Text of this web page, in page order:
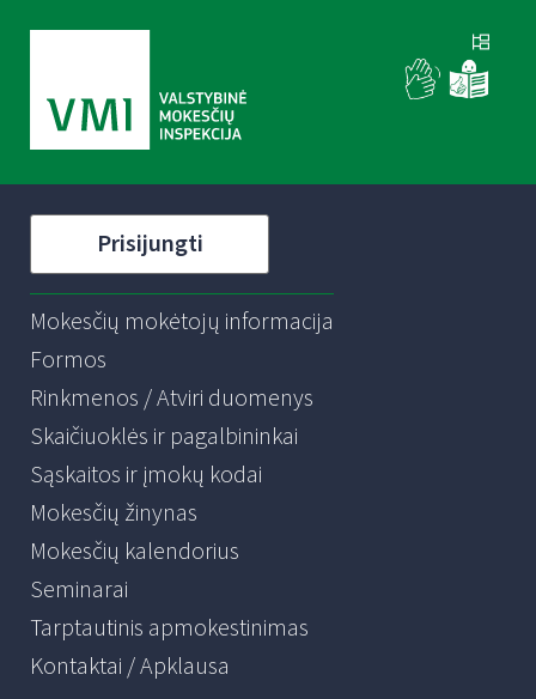
Prisijungti
Mokesčių mokėtojų informacija
Formos
Rinkmenos / Atviri duomenys
Skaičiuoklės ir pagalbininkai
Sąskaitos ir įmokų kodai
Mokesčių žinynas
Mokesčių kalendorius
Seminarai
Tarptautinis apmokestinimas
Kontaktai / Apklausa